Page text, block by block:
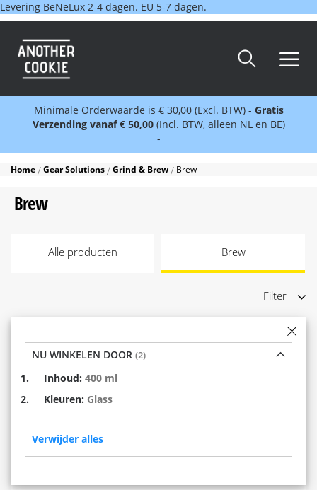
Levering BeNeLux 2-4 dagen. EU 5-7 dagen.
Minimale Orderwaarde is € 30,00 (Excl. BTW) - Gratis
Verzending vanaf € 50,00 (Incl. BTW, alleen NL en BE)
-
Home Gear Solutions Grind & Brew Brew
Brew
Alle producten Brew
Filter
NU WINKELEN DOOR
Inhoud 400 ml
Verwijder
itemKleuren Glass
Verwijder
Verwijder alles